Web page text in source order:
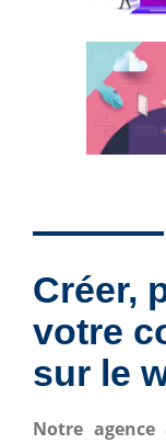
Créer,
votre
sur le
Notre agence